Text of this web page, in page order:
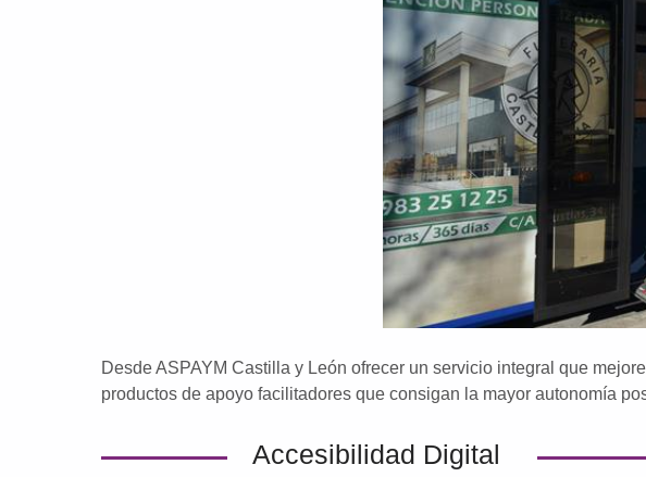
Desde ASPAYM Castilla y León ofrecer un servicio integral que
productos de apoyo facilitadores que consigan la mayor autonomía
Accesibilidad Digital